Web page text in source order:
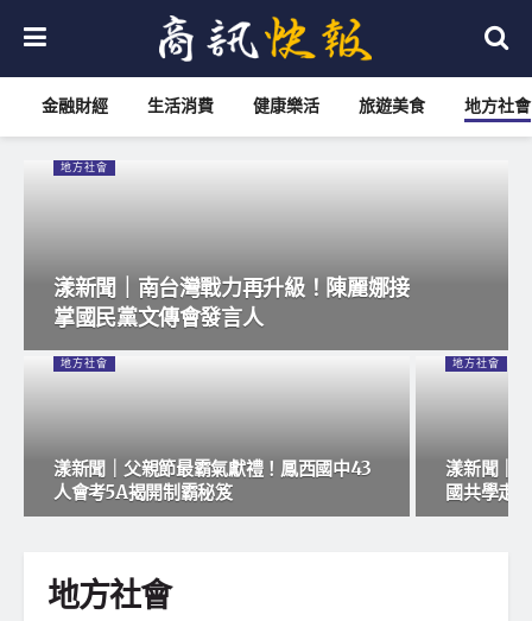
金融財經 生活消費 健康樂活 旅遊美食 地方社會
地方社會
漾新聞｜南台灣戰力再升級！陳麗娜接
掌國民黨文傳會發言人
地方社會
漾新聞｜父親節最霸氣獻禮！鳳西國中43
人會考5A揭開制霸秘笈
地方社會
漾新聞｜
國共學走
地方社會